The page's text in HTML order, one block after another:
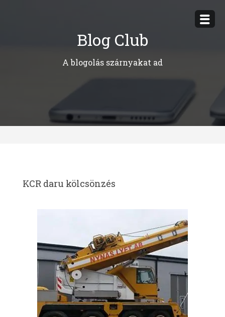
Blog Club
A blogolás szárnyakat ad
KCR daru kölcsönzés